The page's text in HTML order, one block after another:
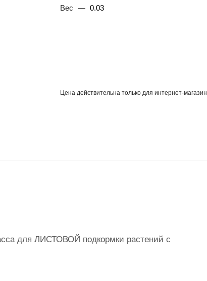
Вес
— 0.03
Цена действительна только для интернет-
для ЛИСТОВОЙ подкормки растений с